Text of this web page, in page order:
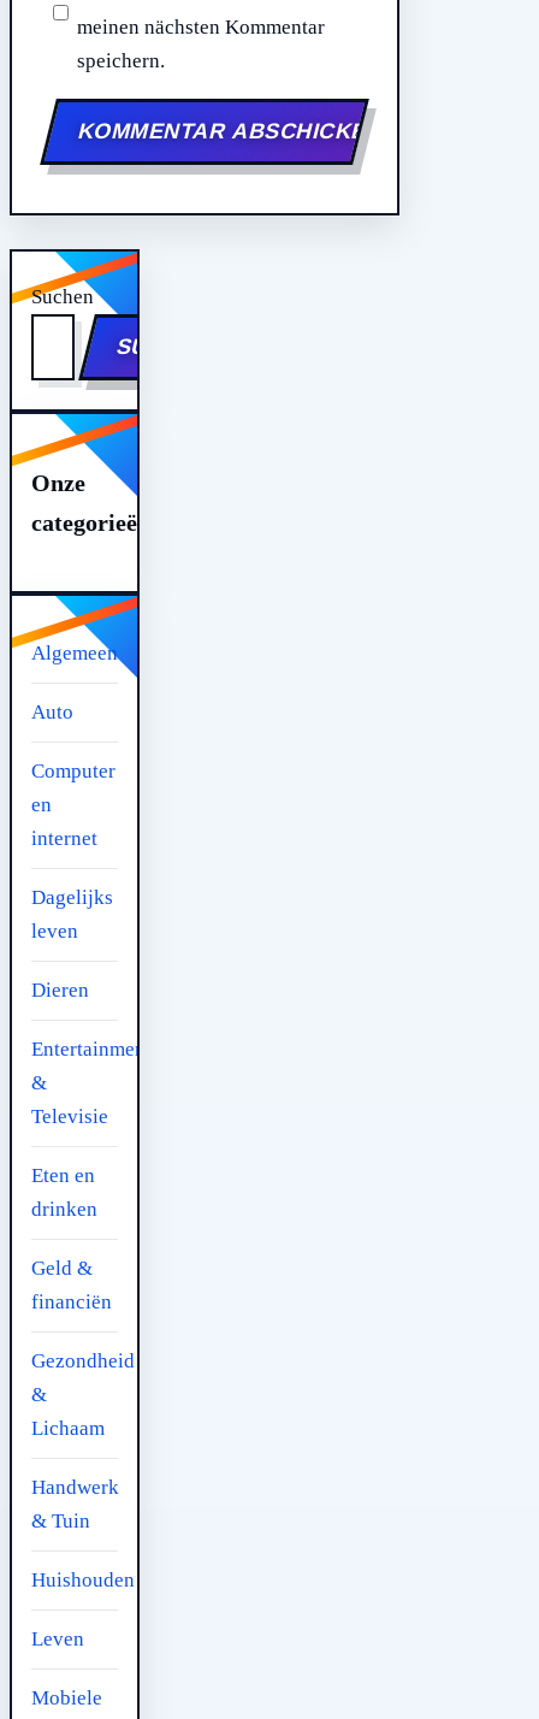
meinen nächsten Kommentar
speichern.
Suchen
SUCHEN
Onze
categorieën
Algemeen
Auto
Computer
en
internet
Dagelijks
leven
Dieren
Entertainment
&
Televisie
Eten en
drinken
Geld &
financiën
Gezondheid
&
Lichaam
Handwerk
& Tuin
Huishouden
Leven
Mobiele